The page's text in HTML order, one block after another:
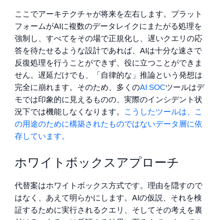
ここでアーキテクチャが将来を左右します。プラット
フォームがAIに複数のデータレイクにまたがる処理を
強制し、すべてをその場で正規化し、遅いクエリの応
答を待たせるような設計であれば、AIは十分な速さで
反復処理を行うことができず、役に立つことができま
せん。遅延だけでも、「自律的な」推論という発想は
完全に崩れます。そのため、多くのAI SOCツールはデ
モでは印象的に見えるものの、実際のインシデント状
況下では機能しなくなります。
こうしたツールは、こ
の用途のために構築されたものではないデータ層に依
存しています。
ホワイトボックスアプローチ
代替案はホワイトボックス方式です。理由を隠すので
はなく、あえて明らかにします。AIの仮説、それを検
証するために実行されるクエリ、そしてその考えを裏